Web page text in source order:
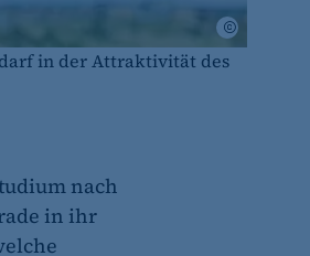
in der Attraktivität des
nach
in ihr